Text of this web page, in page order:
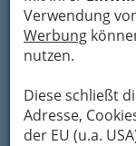
Verwendung
Werbung
nutzen.
Diese schließt
Adresse,
der EU (u.a.